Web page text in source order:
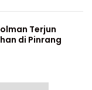
Terjun
di Pinrang